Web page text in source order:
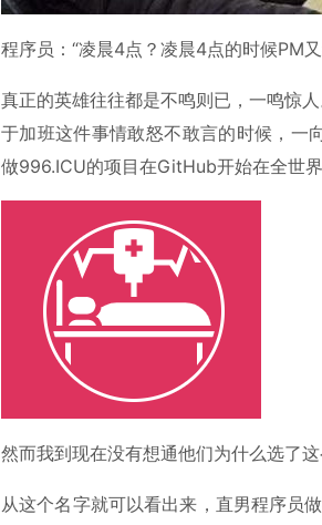
程序员：“凌晨4点？凌晨4点的时候PM
真正的英雄往往都是不鸣则已，一鸣惊
于加班这件事情敢怒不敢言的时候，一
做996.ICU的项目在GitHub开始在全世界
然而我到现在没有想通他们为什么选了
从这个名字就可以看出来，直男程序